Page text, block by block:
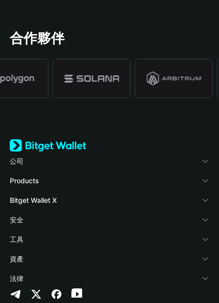
合作夥伴
公司
關於 Bitget Wallet
部落格
學院
加密資訊
幫助中心
‌聯繫我們
品牌資源
Products
Crypto Card
Stablecoin Earn
Payfi Crypto
Crypto Swap API
Altcoin Season Index
Prediction Markets
Bitget Wallet X
開發者文件
連接錢包
Bitget Wallet Pay
合作上架
安全
風險保障基金
安全防護技術
工具
快捷買幣
授權檢測
合約檢測
資產
Arbitrum
Avalanche
法律
隱私協議